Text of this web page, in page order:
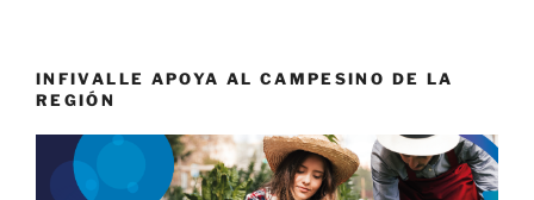
INFIVALLE APOYA AL CAMPESINO DE LA
REGIÓN